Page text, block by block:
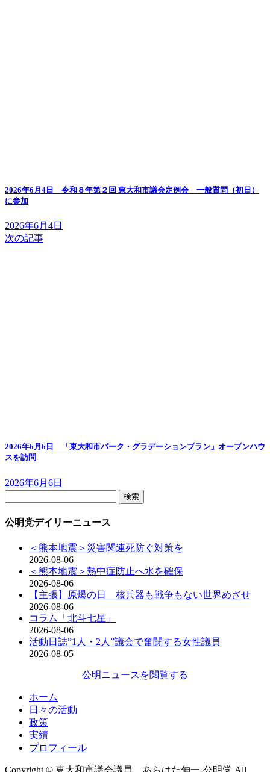
2026年6月4日 令和８年第２回 東大和市議会定例会 一般質問（初日）
に参加
2026年6月4日
次の記事
2026年6月6日 「東大和市パーク・グラデーションプラン」オープンハウ
スを訪問
2026年6月6日
公明党デイリーニュース
＜熊本地震＞災害関連死防ぐ対策を
2026-08-06
＜熊本地震＞熱中症防止へ水を確保
2026-08-06
【主張】原爆の日 核兵器も戦争もない世界めざせ
2026-08-06
コラム「北斗七星」
2026-08-06
活動日誌”1人・2人”議会で奮闘する女性議員
2026-08-05
公明ニュースを閲覧する
ホーム
日々の活動
政策
実績
プロフィール
Copyright © 東大和市議会議員 あらはた伸一-公明党 All